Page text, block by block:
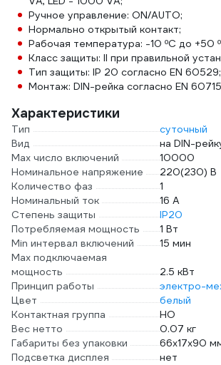
Ручное управление: ON/AUTO;
Нормально открытый контакт;
Рабочая температура: -10 ºC до +50
Класс защиты: II при правильной
Тип защиты: IP 20 согласно EN 60529;
Монтаж: DIN-рейка согласно EN
Характеристики
Тип
суточный
Вид
на DIN-
Max число включений
10000
Номинальное напряжение
220(230) В
Количество фаз
1
Номинальный ток
16 А
Степень защиты
IP20
Потребляемая мощность
1 Вт
Min интервал включений
15 мин
Max подключаемая
мощность
2.5 кВт
Принцип работы
электро-
Цвет
белый
Контактная группа
НО
Вес нетто
0.07 кг
Габариты без упаковки
66х17х90
Подсветка дисплея
нет